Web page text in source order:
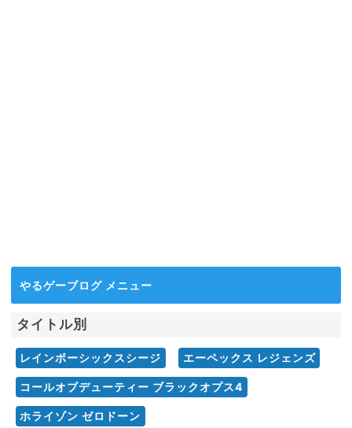
やるゲーブログ メニュー
タイトル別
レインボーシックスシージ エーペックス レジェンズ
コールオブデューティー ブラックオプス4
ホライゾン ゼロドーン